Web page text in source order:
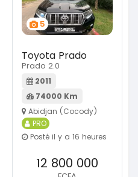
5
Toyota Prado
Prado 2.0
2011
74000 Km
Abidjan (Cocody)
PRO
Posté il y a 16 heures
12 800 000